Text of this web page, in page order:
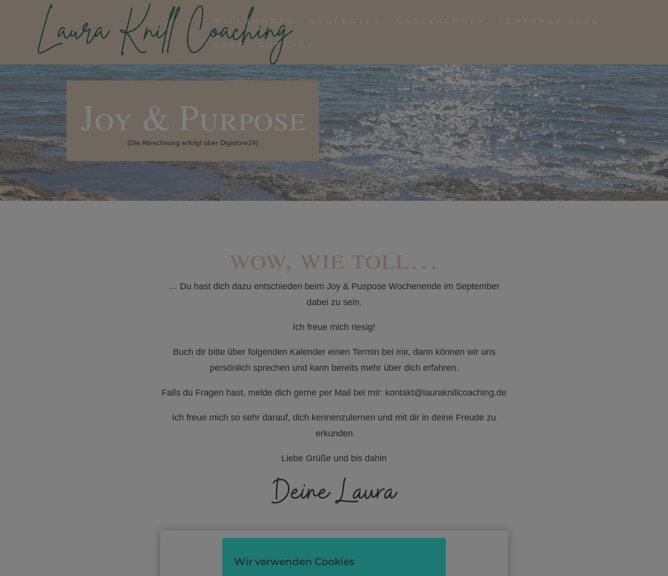
WILLKOMMEN ANGEBOTE UNTERNEHMEN FEMPOWER BLOG
SHOP KONTAKT
Joy & Purpose
(Die Abrechnung erfolgt über Digistore24)
wow, wie toll…
… Du hast dich dazu entschieden beim Joy & Puspose Wochenende im September
dabei zu sein.
Ich freue mich riesig!
Buch dir bitte über folgenden Kalender einen Termin bei mir, dann können wir uns
persönlich sprechen und kann bereits mehr über dich erfahren.
Falls du Fragen hast, melde dich gerne per Mail bei mir: kontakt@lauraknillcoaching.de
Ich freue mich so sehr darauf, dich kennenzulernen und mit dir in deine Freude zu
erkunden
Liebe Grüße und bis dahin
Wir verwenden Cookies